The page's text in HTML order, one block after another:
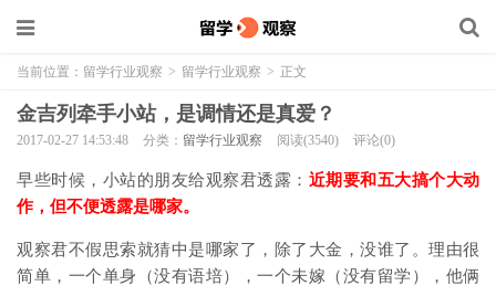
当前位置： 留学行业观察 > 留学行业观察 > 正文
金吉列牵手小站，是调情还是真爱？
2017-02-27 14:53:48 分类： 留学行业观察 阅读(3540) 评论(0)
早些时候，小站的朋友给观察君透露： 近期要和五大搞个大动
作，但不便透露是哪家。
观察君不假思索就猜中是哪家了，除了大金，没谁了。理由很
简单，一个单身（没有语培），一个未嫁（没有留学），他俩